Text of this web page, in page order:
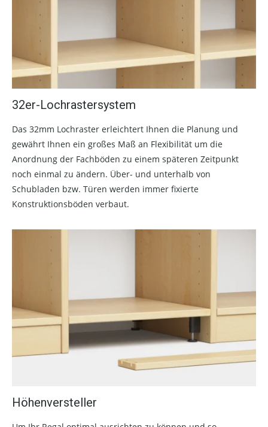
32er-Lochrastersystem
Das 32mm Lochraster erleichtert Ihnen die Planung und
gewährt Ihnen ein großes Maß an Flexibilität um die
Anordnung der Fachböden zu einem späteren Zeitpunkt
noch einmal zu ändern. Über- und unterhalb von
Schubladen bzw. Türen werden immer fixierte
Konstruktionsböden verbaut.
Höhenversteller